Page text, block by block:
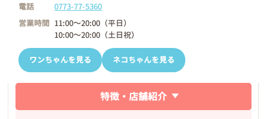
電話
0773-77-5360
営業時間 11:00～20:00（平日）
10:00～20:00（土日祝）
ワンちゃんを見る ネコちゃんを見る
特徴・店舗紹介